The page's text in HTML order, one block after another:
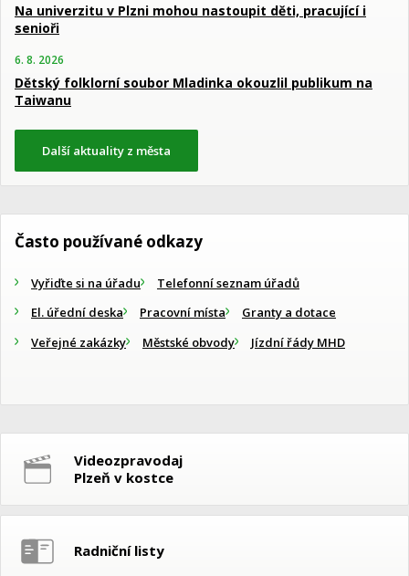
Na univerzitu v Plzni mohou nastoupit děti, pracující i
senioři
6. 8. 2026
Dětský folklorní soubor Mladinka okouzlil publikum na
Taiwanu
Další aktuality z města
Často používané odkazy
Vyřiďte si na úřadu
Telefonní seznam úřadů
El. úřední deska
Pracovní místa
Granty a dotace
Veřejné zakázky
Městské obvody Jízdní řády MHD
Videozpravodaj
Plzeň v kostce
Radniční listy